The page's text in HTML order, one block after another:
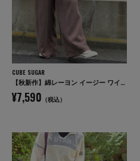
CUBE SUGAR
【秋新作】綿レーヨン イージー ワイドパンツ
¥7,590 （税込）